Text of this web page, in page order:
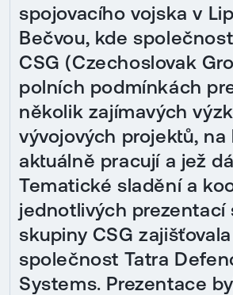
spojovacího vojska v
Bečvou, kde
CSG (Czechoslovak
polních podmínkách
několik zajímavých
vývojových projektů, na
aktuálně pracují a jež
Tematické sladění a
jednotlivých
skupiny CSG zajišťovala
společnost Tatra
Systems. Prezentace